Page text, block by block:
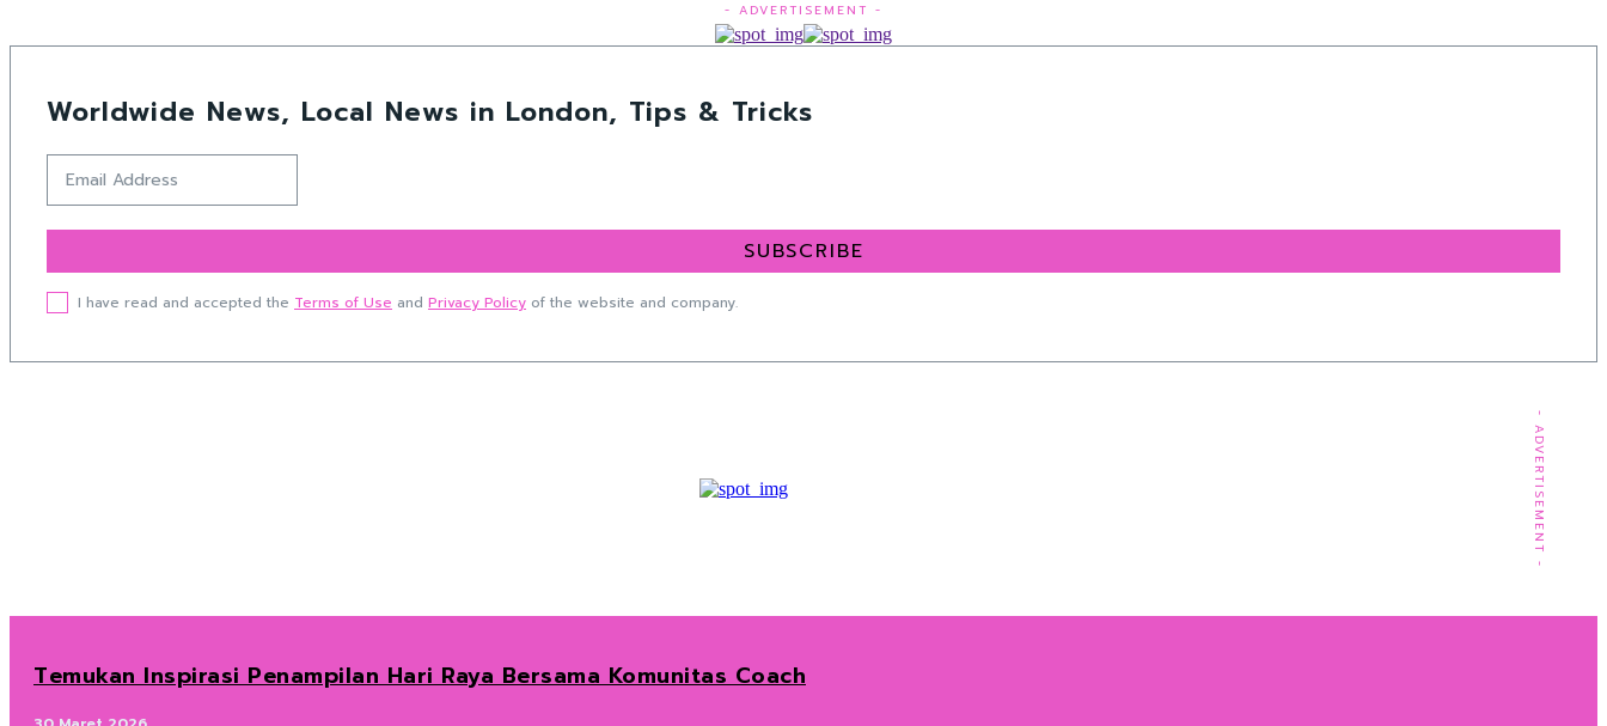
- ADVERTISEMENT -
Worldwide News, Local News in London, Tips & Tricks
SUBSCRIBE
I have read and accepted the Terms of Use and Privacy Policy of the website and company.
- ADVERTISEMENT -
Temukan Inspirasi Penampilan Hari Raya Bersama Komunitas Coach